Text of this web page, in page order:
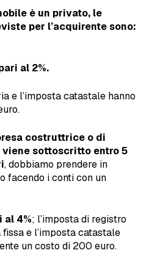
è un privato, le
per l’acquirente sono:
al 2%.
e l’imposta catastale hanno
costruttrice o di
sottoscritto entro 5
, dobbiamo prendere in
facendo i conti con un
al 4%; l’imposta di registro
e l’imposta catastale
un costo di 200 euro.